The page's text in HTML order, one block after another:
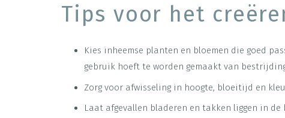
Tips voor het
Kies inheemse planten en bloemen die goed
gebruik hoeft te worden gemaakt van
Zorg voor afwisseling in hoogte, bloeitijd en
Laat afgevallen bladeren en takken liggen in